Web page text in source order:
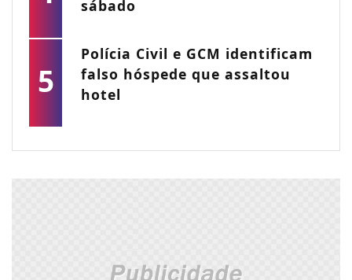
sábado
5
Polícia Civil e GCM identificam
falso hóspede que assaltou
hotel